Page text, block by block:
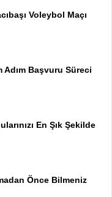
Voleybol Maçı
Adım Başvuru Süreci
En Şık Şekilde
Önce Bilmeniz